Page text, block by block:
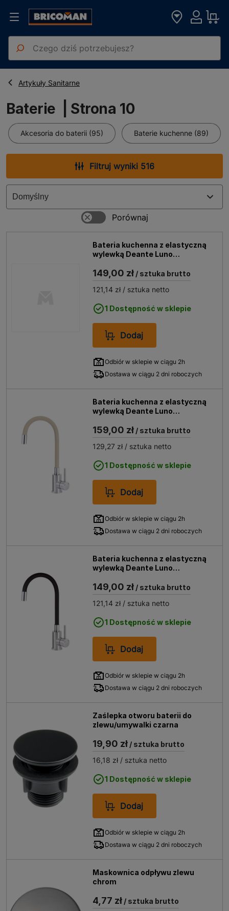
Strona główna
Artykuły Sanitarne
Baterie
Baterie | Strona 10
Akcesoria do baterii (95) Baterie kuchenne (89)
Filtruj wyniki 516
Bateria kuchenna z elastyczną
wylewką Deante Luno
149,00 zł / sztuka brutto
121,14 zł / sztuka netto
1 Dostępność w sklepie
Dodaj
Odbiór w sklepie w ciągu 2h
Dostawa w ciągu 2 dni roboczych
Bateria kuchenna z elastyczną
wylewką Deante Luno
159,00 zł / sztuka brutto
129,27 zł / sztuka netto
1 Dostępność w sklepie
Dodaj
Odbiór w sklepie w ciągu 2h
Dostawa w ciągu 2 dni roboczych
Bateria kuchenna z elastyczną
wylewką Deante Luno
149,00 zł / sztuka brutto
121,14 zł / sztuka netto
1 Dostępność w sklepie
Dodaj
Odbiór w sklepie w ciągu 2h
Dostawa w ciągu 2 dni roboczych
Zaślepka otworu baterii do
zlewu/umywalki czarna
19,90 zł / sztuka brutto
16,18 zł / sztuka netto
1 Dostępność w sklepie
Dodaj
Odbiór w sklepie w ciągu 2h
Dostawa w ciągu 2 dni roboczych
Maskownica odpływu zlewu
chrom
4,77 zł / sztuka brutto